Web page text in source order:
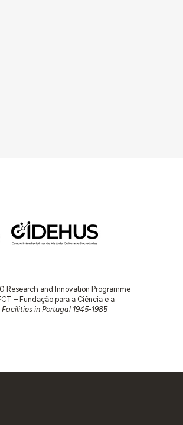
Research and Innovation Programme
– Fundação para a Ciência e a
in Portugal 1945-1985